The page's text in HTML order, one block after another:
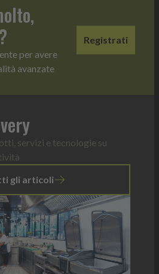
per avere
avanzate
Registrati
servizi e tecnologie su
gli articoli